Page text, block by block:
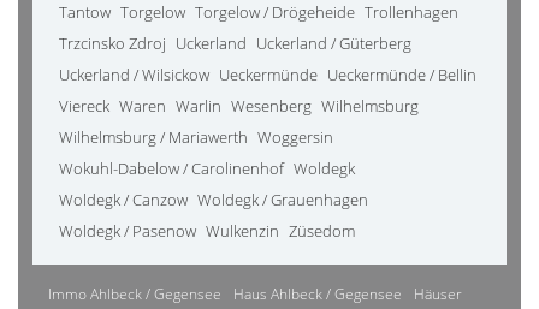
Tantow Torgelow Torgelow / Drögeheide Trollenhagen
Trzcinsko Zdroj Uckerland Uckerland / Güterberg
Uckerland / Wilsickow Ueckermünde Ueckermünde / Bellin
Viereck Waren Warlin Wesenberg Wilhelmsburg
Wilhelmsburg / Mariawerth Woggersin
Wokuhl-Dabelow / Carolinenhof Woldegk
Woldegk / Canzow Woldegk / Grauenhagen
Woldegk / Pasenow Wulkenzin Züsedom
Immo Ahlbeck / Gegensee Haus Ahlbeck / Gegensee
Häuser